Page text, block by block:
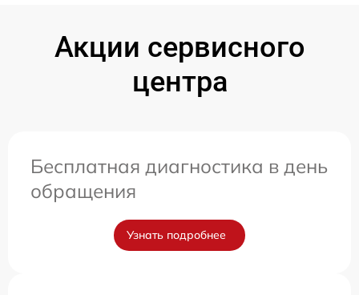
Акции сервисного
центра
Бесплатная диагностика в день
обращения
Узнать подробнее